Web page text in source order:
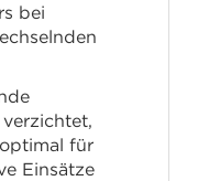
bei
für
Einsätze